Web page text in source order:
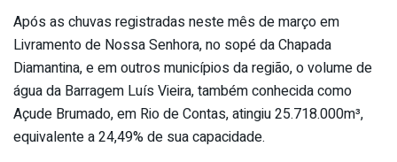
Após as chuvas registradas neste mês de março em
Livramento de Nossa Senhora, no sopé da Chapada
Diamantina, e em outros municípios da região, o volume de
água da Barragem Luís Vieira, também conhecida como
Açude Brumado, em Rio de Contas, atingiu 25.718.000m³,
equivalente a 24,49% de sua capacidade.